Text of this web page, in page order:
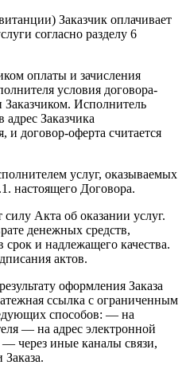
Заказчик оплачивает
согласно разделу 6
оплаты и зачисления
условия договора-
Исполнитель
Заказчика
договор-оферта считается
услуг, оказываемых
настоящего Договора.
Акта об оказании услуг.
денежных средств,
срок и надлежащего качества.
актов.
оформления Заказа
ссылка с ограниченным
способов: — на
— на адрес электронной
через иные каналы связи,